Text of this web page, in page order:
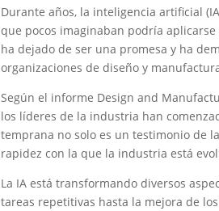
Durante años, la inteligencia artificial
que pocos imaginaban podría
ha dejado de ser una promesa y ha
organizaciones de diseño y
Según el informe Design and
los líderes de la industria han
temprana no solo es un testimonio de
rapidez con la que la industria está
La IA está transformando diversos
tareas repetitivas hasta la mejora de